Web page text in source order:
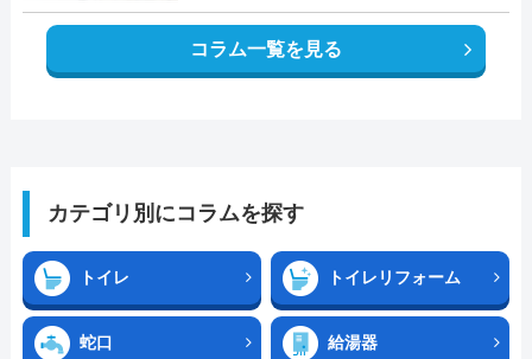
コラム一覧を見る
カテゴリ別にコラムを探す
トイレ トイレリフォーム
蛇口 給湯器